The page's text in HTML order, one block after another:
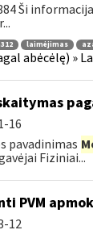
Ši
laimėjimas
abėcėlę) »
16
pavadinimas
Fiziniai...
PVM
12